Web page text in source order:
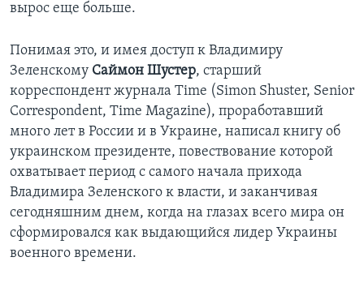
вырос еще больше.
Понимая это, и имея доступ к Владимиру
Зеленскому Саймон Шустер, старший
корреспондент журнала Time (Simon Shuster, Senior
Correspondent, Time Magazine), проработавший
много лет в России и в Украине, написал книгу об
украинском президенте, повествование которой
охватывает период с самого начала прихода
Владимира Зеленского к власти, и заканчивая
сегодняшним днем, когда на глазах всего мира он
сформировался как выдающийся лидер Украины
военного времени.